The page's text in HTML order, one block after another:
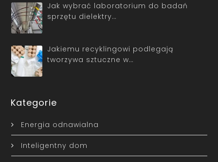
Jak wybrać laboratorium do badań
sprzętu dielektry…
Jakiemu recyklingowi podlegają
tworzywa sztuczne w…
Kategorie
Energia odnawialna
Inteligentny dom